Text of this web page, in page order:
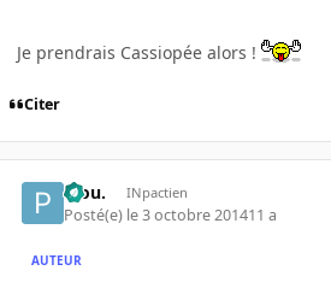
Je prendrais Cassiopée alors !
Citer
Piou. INpactien
Posté(e) le 3 octobre 201411 a
AUTEUR